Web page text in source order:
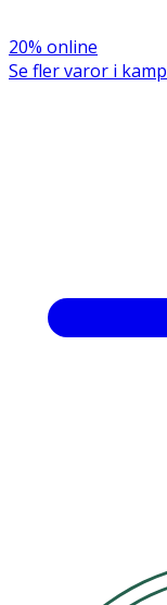
20% online
Se fler varor i